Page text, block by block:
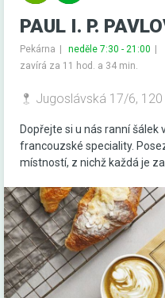
PAUL I. P.
Pekárna
neděle 7:30 - 21:00
zavírá za 11 hod. a 34 min.
Jugoslávská 17/6, 120
Dopřejte si u nás ranní šálek
francouzské speciality.
místností, z nichž každá je